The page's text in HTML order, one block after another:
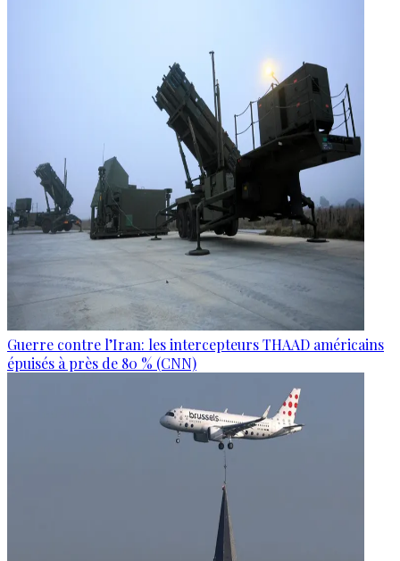
Guerre contre l’Iran: les intercepteurs THAAD américains
épuisés à près de 80 % (CNN)